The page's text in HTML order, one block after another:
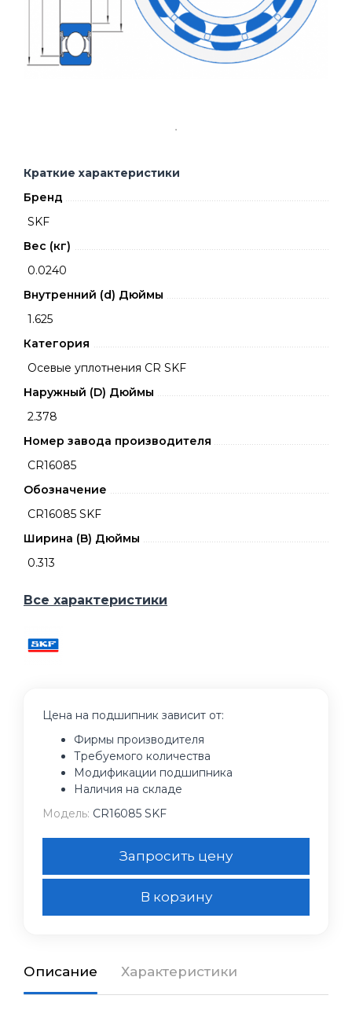
Краткие характеристики
Бренд
SKF
Вес (кг)
0.0240
Внутренний (d) Дюймы
1.625
Категория
Осевые уплотнения CR SKF
Наружный (D) Дюймы
2.378
Номер завода производителя
CR16085
Обозначение
CR16085 SKF
Ширина (B) Дюймы
0.313
Все характеристики
Цена на подшипник зависит от:
Фирмы производителя
Требуемого количества
Модификации подшипника
Наличия на складе
Модель: CR16085 SKF
Запросить цену
В корзину
Описание Характеристики